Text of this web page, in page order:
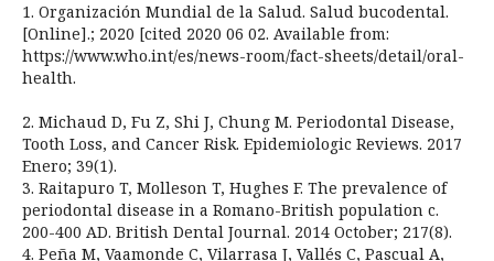
1. Organización Mundial de la Salud. Salud bucodental.
[Online].; 2020 [cited 2020 06 02. Available from:
https://www.who.int/es/news-room/fact-sheets/detail/oral-
health.
2. Michaud D, Fu Z, Shi J, Chung M. Periodontal Disease,
Tooth Loss, and Cancer Risk. Epidemiologic Reviews. 2017
Enero; 39(1).
3. Raitapuro T, Molleson T, Hughes F. The prevalence of
periodontal disease in a Romano-British population c.
200-400 AD. British Dental Journal. 2014 October; 217(8).
4. Peña M, Vaamonde C, Vilarrasa J, Vallés C, Pascual A,